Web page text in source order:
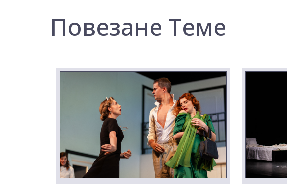
Повезане Теме